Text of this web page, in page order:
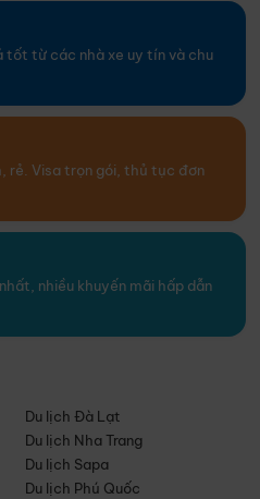
tốt từ các nhà xe uy tín và chu
rẻ. Visa trọn gói, thủ tục đơn
nhiều khuyến mãi hấp dẫn
Du lịch Đà Lạt
Du lịch Nha Trang
Du lịch Sapa
Du lịch Phú Quốc